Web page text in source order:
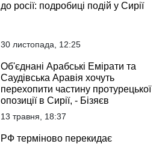
до росії: подробиці подій у Сирії
30 листопада, 12:25
Об'єднані Арабські Емірати та
Саудівська Аравія хочуть
перехопити частину протурецької
опозиції в Сирії, - Бізяєв
13 травня, 18:37
РФ терміново перекидає